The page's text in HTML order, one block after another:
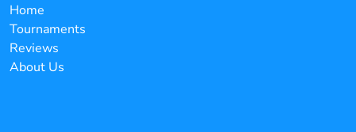
Home
Tournaments
Reviews
About Us